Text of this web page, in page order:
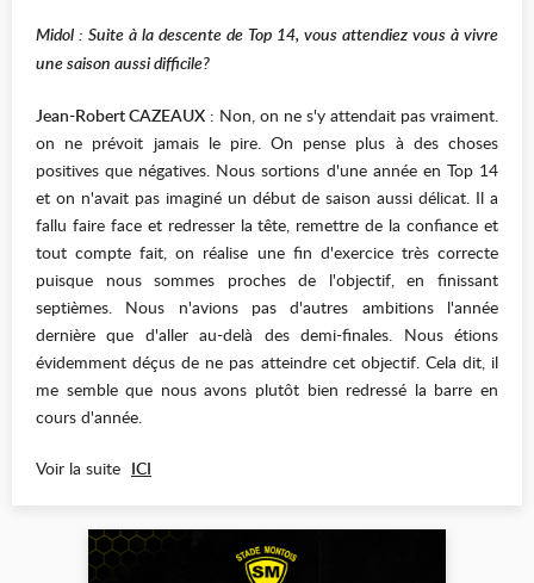
Midol : Suite à la descente de Top 14, vous attendiez vous à vivre
une saison aussi difficile?
Jean-Robert CAZEAUX : Non, on ne s'y attendait pas vraiment.
on ne prévoit jamais le pire. On pense plus à des choses
positives que négatives. Nous sortions d'une année en Top 14
et on n'avait pas imaginé un début de saison aussi délicat. Il a
fallu faire face et redresser la tête, remettre de la confiance et
tout compte fait, on réalise une fin d'exercice très correcte
puisque nous sommes proches de l'objectif, en finissant
septièmes. Nous n'avions pas d'autres ambitions l'année
dernière que d'aller au-delà des demi-finales. Nous étions
évidemment déçus de ne pas atteindre cet objectif. Cela dit, il
me semble que nous avons plutôt bien redressé la barre en
cours d'année.
Voir la suite ICI